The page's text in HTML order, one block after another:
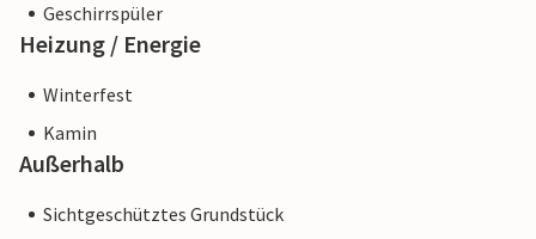
Geschirrspüler
Heizung / Energie
Winterfest
Kamin
Außerhalb
Sichtgeschütztes Grundstück